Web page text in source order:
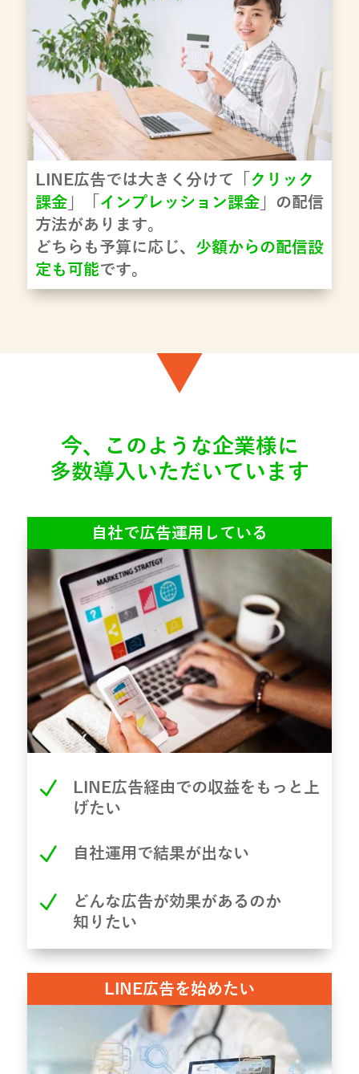
LINE広告では大きく分けて「
クリック
課金」「 インプレッション課金」の配信
方法があります。
どちらも予算に応じ、 少額からの配信設
定も可能です。
今、このような企業様に
多数導入いただいています
自社で広告運用している
N
LINE広告経由での収益をもっと上
げたい
N 自社運用で結果が出ない
N
どんな広告が効果があるのか
知りたい
LINE広告を始めたい